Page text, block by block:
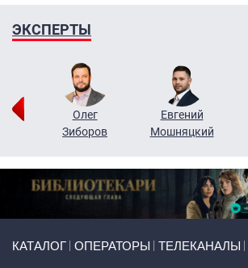
ЭКСПЕРТЫ
Олег
Зиборов
Евгений
Мошняцкий
КАТАЛОГ ОПЕРАТОРЫ ТЕЛЕКАНАЛЫ